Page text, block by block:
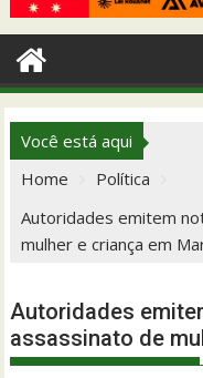
Você está aqui
Home
Política
Autoridades emitem
mulher e criança em
Autoridades
assassinato de